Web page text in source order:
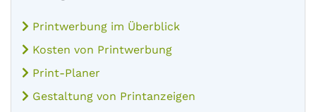
Printwerbung im Überblick
Kosten von Printwerbung
Print-Planer
Gestaltung von Printanzeigen